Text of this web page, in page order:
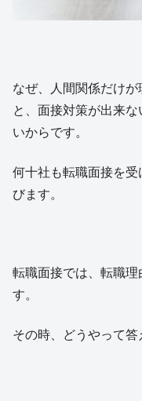
なぜ、人間関係だけ
と、面接対策が出来
いからです。
何十社も転職面接を
びます。
転職面接では、転職
す。
その時、どうやって答